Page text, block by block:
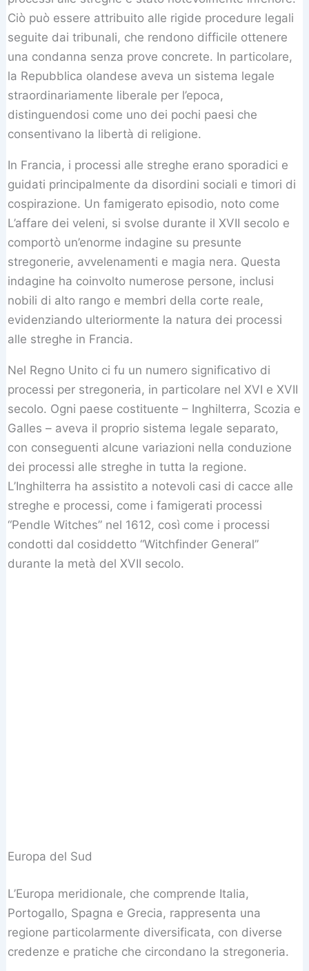
Ciò può essere attribuito alle rigide procedure legali
seguite dai tribunali, che rendono difficile ottenere
una condanna senza prove concrete. In particolare,
la Repubblica olandese aveva un sistema legale
straordinariamente liberale per l’epoca,
distinguendosi come uno dei pochi paesi che
consentivano la libertà di religione.
In Francia, i processi alle streghe erano sporadici e
guidati principalmente da disordini sociali e timori di
cospirazione. Un famigerato episodio, noto come
L’affare dei veleni, si svolse durante il XVII secolo e
comportò un’enorme indagine su presunte
stregonerie, avvelenamenti e magia nera. Questa
indagine ha coinvolto numerose persone, inclusi
nobili di alto rango e membri della corte reale,
evidenziando ulteriormente la natura dei processi
alle streghe in Francia.
Nel Regno Unito ci fu un numero significativo di
processi per stregoneria, in particolare nel XVI e XVII
secolo. Ogni paese costituente – Inghilterra, Scozia e
Galles – aveva il proprio sistema legale separato,
con conseguenti alcune variazioni nella conduzione
dei processi alle streghe in tutta la regione.
L’Inghilterra ha assistito a notevoli casi di cacce alle
streghe e processi, come i famigerati processi
“Pendle Witches” nel 1612, così come i processi
condotti dal cosiddetto “Witchfinder General”
durante la metà del XVII secolo.
Europa del Sud
L’Europa meridionale, che comprende Italia,
Portogallo, Spagna e Grecia, rappresenta una
regione particolarmente diversificata, con diverse
credenze e pratiche che circondano la stregoneria.